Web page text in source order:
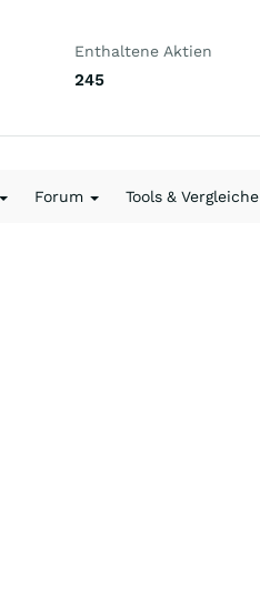
Enthaltene Aktien
245
Forum Tools & Vergleiche